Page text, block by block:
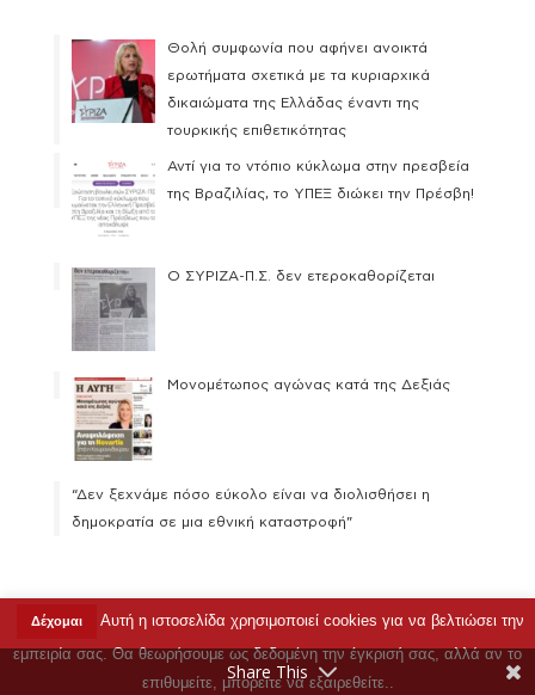
Θολή συμφωνία που αφήνει ανοικτά
ερωτήματα σχετικά με τα κυριαρχικά
δικαιώματα της Ελλάδας έναντι της
τουρκικής επιθετικότητας
Αντί για το ντόπιο κύκλωμα στην πρεσβεία
της Βραζιλίας, το ΥΠΕΞ διώκει την Πρέσβη!
Ο ΣΥΡΙΖΑ-Π.Σ. δεν ετεροκαθορίζεται
Μονομέτωπος αγώνας κατά της Δεξιάς
“Δεν ξεχνάμε πόσο εύκολο είναι να διολισθήσει η
δημοκρατία σε μια εθνική καταστροφή”
Επικοινωνία
Δέχομαι
Αυτή η ιστοσελίδα χρησιμοποιεί cookies για να βελτιώσει την
εμπειρία σας. Θα θεωρήσουμε ως δεδομένη την έγκρισή σας, αλλά αν το
επιθυμείτε, μπορείτε να εξαιρεθείτε..
Share This